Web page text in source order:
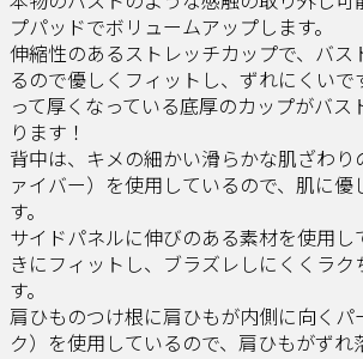
プパッドでボリュームアップします。
伸縮性のあるストレッチカップで、バス
るので優しくフィットし、ずれにくいで
って厚くなっている底厚のカップがバ
ります！
背中は、キメの細かい滑らかな肌ざわり
ァイバー）を使用しているので、肌に優
す。
サイドパネルに伸びのある素材を使用し
きにフィットし、ブラズレしにくくラ
す。
肩ひものつけ根に肩ひもが内側に向くパ
ク）を使用しているので、肩ひもがずれ